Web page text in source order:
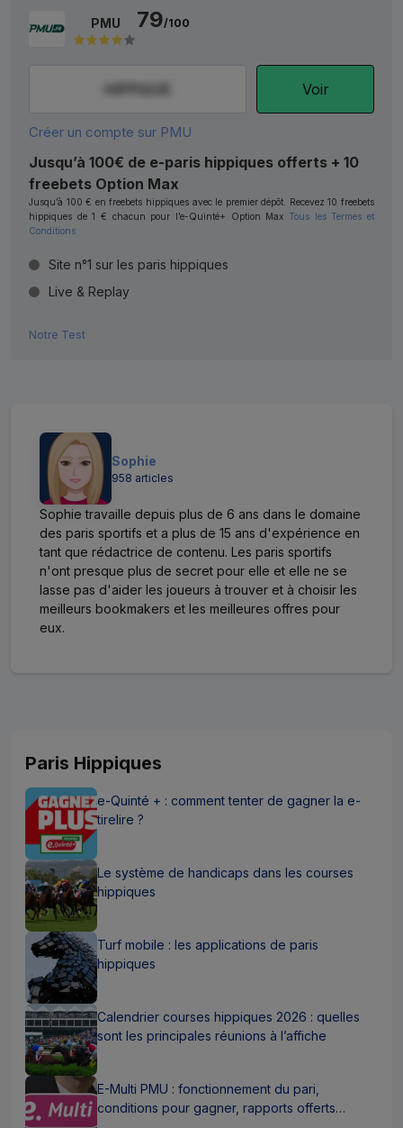
PMU 79/100
Voir
Créer un compte sur PMU
Jusqu’à 100€ de e-paris hippiques offerts + 10
freebets Option Max
Jusqu’à 100 € en freebets hippiques avec le premier dépôt. Recevez 10 freebets
hippiques de 1 € chacun pour l’e-Quinté+ Option Max Tous les Termes et
Conditions
Site n°1 sur les paris hippiques
Live & Replay
Notre Test
Sophie
958 articles
Sophie travaille depuis plus de 6 ans dans le domaine
des paris sportifs et a plus de 15 ans d'expérience en
tant que rédactrice de contenu. Les paris sportifs
n'ont presque plus de secret pour elle et elle ne se
lasse pas d'aider les joueurs à trouver et à choisir les
meilleurs bookmakers et les meilleures offres pour
eux.
Paris Hippiques
e-Quinté + : comment tenter de gagner la e-
tirelire ?
Le système de handicaps dans les courses
hippiques
Turf mobile : les applications de paris
hippiques
Calendrier courses hippiques 2026 : quelles
sont les principales réunions à l’affiche
E-Multi PMU : fonctionnement du pari,
conditions pour gagner, rapports offerts…